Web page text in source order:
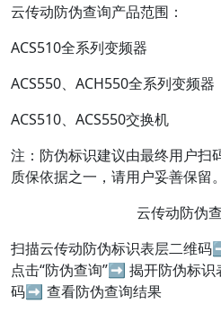
云传动防伪查询产品范围：
ACS510全系列变频器
ACS550、ACH550全系列变频器
ACS510、ACS550交换机
注：防伪标识建议由最终用户扫
质保依据之一，请用户妥善保留。
云传动防伪
扫描云传动防伪标识表层二维
点击“防伪查询”➡ 揭开防伪标
码➡ 查看防伪查询结果